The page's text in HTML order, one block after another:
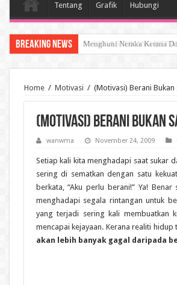
Tentang Grafik Hubungi
Breaking News SYURGA SEORANG ISTERI
Home / Motivasi / (Motivasi) Berani Bukan
(Motivasi) Berani Bukan
wanwma November 24, 2009
Setiap kali kita menghadapi saat sukar
sering di sematkan dengan satu
berkata, “Aku perlu berani!” Ya!
menghadapi segala rintangan untuk
yang terjadi sering kali membuatkan
mencapai kejayaan. Kerana realiti hidup
akan lebih banyak gagal daripada